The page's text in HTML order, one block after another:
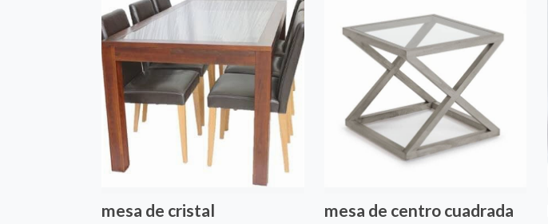
mesa de cristal mesa de centro cuadrada